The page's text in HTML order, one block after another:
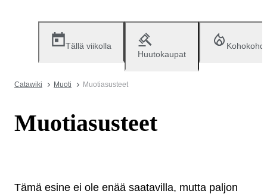
Tällä viikolla
Huutokaupat
Catawiki Muoti Muotiasusteet
Muotiasusteet
Tämä esine ei ole enää saatavilla, mutta paljon